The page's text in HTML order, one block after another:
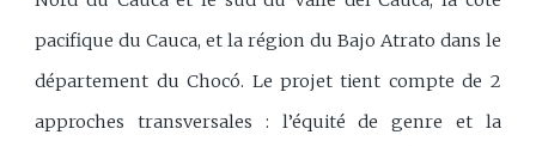
pacifique du Cauca, et la région du Bajo Atrato dans le
département du Chocó. Le projet tient compte de 2
approches transversales : l’équité de genre et la